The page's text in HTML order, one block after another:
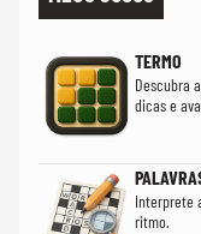
TERMO
Descubra
dicas e
Interprete
ritmo.